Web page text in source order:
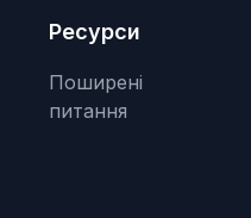
Ресурси
Поширені
питання